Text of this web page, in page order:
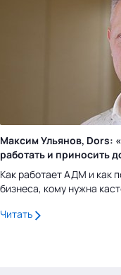
Максим Ульянов, Dors:
работать и приносить
Как работает АДМ и как
бизнеса, кому нужна
Читать